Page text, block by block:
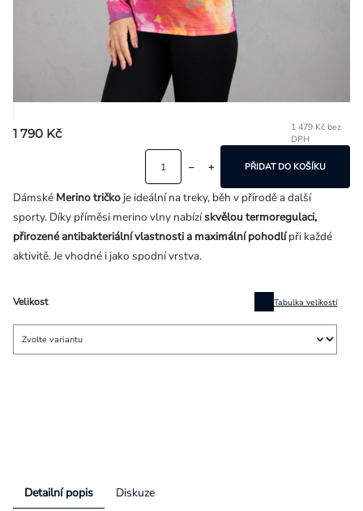
1 790 Kč
1 479 Kč bez
DPH
Velikost Tabulka velikostí
PŘIDAT DO KOŠÍKU
Dámské Merino tričko je ideální na treky, běh v přírodě a další
sporty. Díky příměsi merino vlny nabízískvělou termoregulaci,
přirozené antibakteriální vlastnosti a maximální pohodlípři každé
aktivitě. Je vhodné i jako spodní vrstva.
Detailní popis Diskuze